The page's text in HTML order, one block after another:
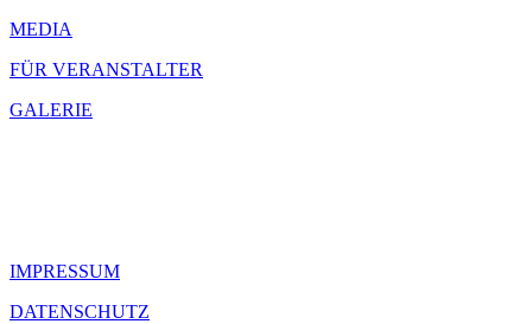
MEDIA
FÜR VERANSTALTER
GALERIE
IMPRESSUM
DATENSCHUTZ